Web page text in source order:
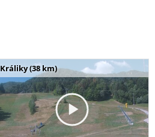
Králiky (38 km)